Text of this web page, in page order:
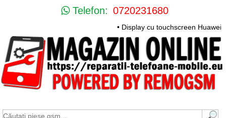
Telefon: 0720231680
• Display cu touchscreen Huawei